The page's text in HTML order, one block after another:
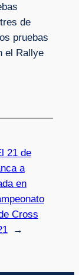
de
pruebas
el Rallye
21 de
a
en
Cross
→